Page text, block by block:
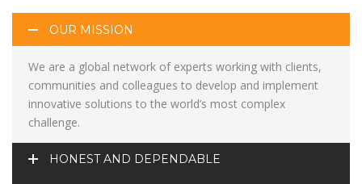
OUR MISSION
We are a global network of experts working with clients,
communities and colleagues to develop and implement
innovative solutions to the world’s most complex
challenge.
HONEST AND DEPENDABLE